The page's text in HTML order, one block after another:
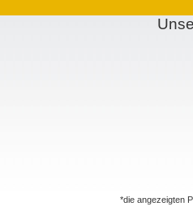
*die angezeigten